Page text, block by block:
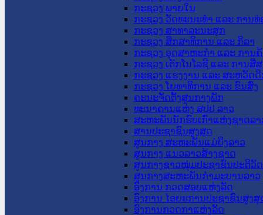
ກະຊວງ ພາຍໃນ
ກະຊວງ ວັດທະນະທຳ ແລະ ການທ່
ກະຊວງ ສາທາລະນະສຸກ
ກະຊວງ ສຶກສາທິການ ແລະ ກິລາ
ກະຊວງ ອຸດສາຫະກຳ ແລະ ການຄ້
ກະຊວງ ເຕັກໂນໂລຊີ ແລະ ການສື່
ກະຊວງ ແຮງງານ ແລະ ສະຫວັດ
ກະຊວງ ໂຍທາທິການ ແລະ ຂົນສົ່ງ
ຄະນະຈັດຕັ້ງສູນກາງພັກ
ທະນາຄານແຫ່ງ ສປປ ລາວ
ສະຫະພັນນັກຮົບເກົ່າແຫ່ງຊາດລາ
ສານປະຊາຊົນສູງສຸດ
ສູນກາງ ສະຫະພັນແມ່ຍິງລາວ
ສູນກາງ ແນວລາວສ້າງຊາດ
ສູນກາງຊາວໜຸ່ມປະຊາຊົນປະຕິວັ
ສູນກາງສະຫະພັນກຳມະບານລາວ
ອົງການ ກວດສອບແຫ່ງລັດ
ອົງການ ໄອຍະການປະຊາຊົນສູງສຸ
ອົງການກວດກາແຫ່ງລັດ